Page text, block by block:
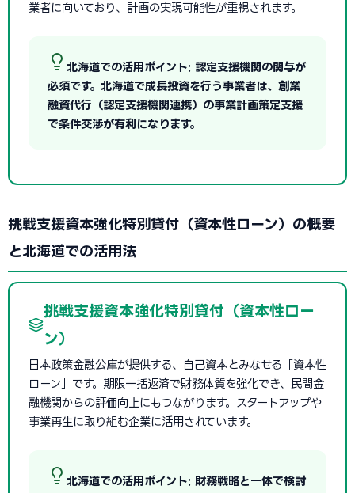
業者に向いており、計画の実現可能性が重視されます。
北海道での活用ポイント: 認定支援機関の関与が
必須です。北海道で成長投資を行う事業者は、創業
融資代行（認定支援機関連携）の事業計画策定支援
で条件交渉が有利になります。
挑戦支援資本強化特別貸付（資本性ローン）の概要
と北海道での活用法
挑戦支援資本強化特別貸付（資本性ロー
ン）
日本政策金融公庫が提供する、自己資本とみなせる「資本性
ローン」です。期限一括返済で財務体質を強化でき、民間金
融機関からの評価向上にもつながります。スタートアップや
事業再生に取り組む企業に活用されています。
北海道での活用ポイント: 財務戦略と一体で検討